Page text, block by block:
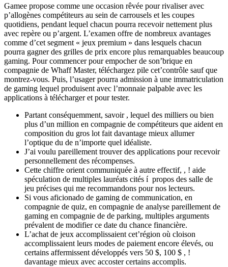
Gamee propose comme une occasion rêvée pour rivaliser avec
p’allogènes compétiteurs au sein de carrousels et les coupes
quotidiens, pendant lequel chacun pourra recevoir nettement plus
avec repère ou p’argent. L’examen offre de nombreux avantages
comme d’cet segment « jeux premium » dans lesquels chacun
pourra gagner des grilles de prix encore plus remarquables beaucoup
gaming. Pour commencer pour empocher de son’brique en
compagnie de Whaff Master, téléchargez pile cet’contrôle sauf que
montrez-vous. Puis, l’usager pourra admission à une immatriculation
de gaming lequel produisent avec l’monnaie palpable avec les
applications à télécharger et pour tester.
Partant conséquemment, savoir , lequel des milliers ou bien
plus d’un million en compagnie de compétiteurs que aident en
composition du gros lot fait davantage mieux allumer
l’optique du de n’importe quel idéaliste.
J’ai voulu pareillement trouver des applications pour recevoir
personnellement des récompenses.
Cette chiffre orient communiquée à autre effectif, , ! aide
spéculation de multiples lauréats cités í propos des salle de
jeu précises qui me recommandons pour nos lecteurs.
Si vous aficionado de gaming de communication, en
compagnie de quiz, en compagnie de analyse pareillement de
gaming en compagnie de de parking, multiples arguments
prévalent de modifier ce date du chance financière.
L’achat de jeux accomplissaient cet’région où cloison
accomplissaient leurs modes de paiement encore élevés, ou
certains affermissent développés vers 50 $, 100 $ , !
davantage mieux avec accoster certains accomplis.